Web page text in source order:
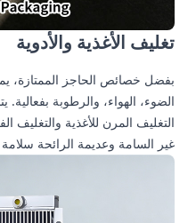
تغليف الأغذية والأدوية
الضوء، الهواء، والرطوبة
التغليف المرن للأغذية
غير السامة وعديمة الرائحة